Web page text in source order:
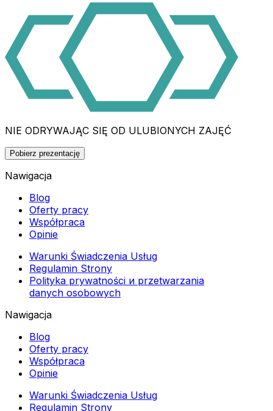
NIE ODRYWAJĄC SIĘ OD ULUBIONYCH ZAJĘĆ
Pobierz prezentację
Nawigacja
Blog
Oferty pracy
Współpraca
Opinie
Warunki Świadczenia Usług
Regulamin Strony
Polityka prywatności и przetwarzania
danych osobowych
Nawigacja
Blog
Oferty pracy
Współpraca
Opinie
Warunki Świadczenia Usług
Regulamin Strony